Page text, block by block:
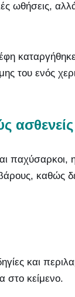
ωθήσεις,
του ενός
ασθενείς
παχύσαρκοι,
καθώς
και
στο κείμενο.